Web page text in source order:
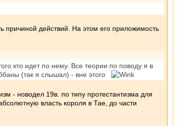
причиной действий. На этом его приложимость
кто идет по нему. Все теории по поводу я в
(так я слышал) - вне этого
- новодел 19в. по типу протестантизма для
власть короля в Тае, до части